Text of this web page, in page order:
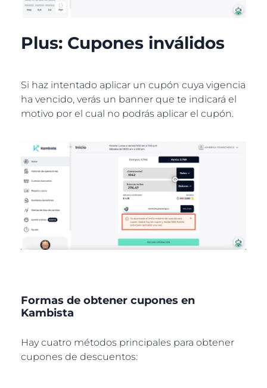
Plus: Cupones inválidos
Si haz intentado aplicar un cupón cuya vigencia
ha vencido, verás un banner que te indicará el
motivo por el cual no podrás aplicar el cupón.
Formas de obtener cupones en
Kambista
Hay cuatro métodos principales para obtener
cupones de descuentos: